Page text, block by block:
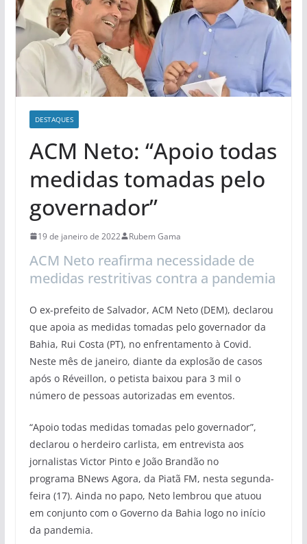
DESTAQUES
ACM Neto: “Apoio todas
medidas tomadas pelo
governador”
19 de janeiro de 2022 Rubem Gama
ACM Neto reafirma necessidade de
medidas restritivas contra a pandemia
O ex-prefeito de Salvador, ACM Neto (DEM), declarou
que apoia as medidas tomadas pelo governador da
Bahia, Rui Costa (PT), no enfrentamento à Covid.
Neste mês de janeiro, diante da explosão de casos
após o Réveillon, o petista baixou para 3 mil o
número de pessoas autorizadas em eventos.
“Apoio todas medidas tomadas pelo governador”,
declarou o herdeiro carlista, em entrevista aos
jornalistas Victor Pinto e João Brandão no
programa BNews Agora, da Piatã FM, nesta segunda-
feira (17). Ainda no papo, Neto lembrou que atuou
em conjunto com o Governo da Bahia logo no início
da pandemia.